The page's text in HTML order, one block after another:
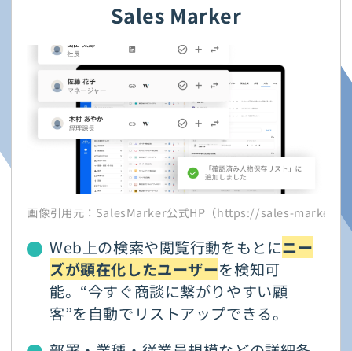
Sales Marker
画像引用元：SalesMarker公式HP（https://sales-
Web上の検索や閲覧行動をもとにニー
ズが顕在化したユーザーを検知可
能。“今すぐ商談に繋がりやすい顧
客”を自動でリストアップできる。